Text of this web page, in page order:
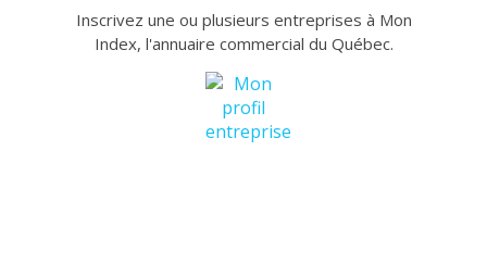
Inscrivez une ou plusieurs entreprises à Mon
Index, l'annuaire commercial du Québec.